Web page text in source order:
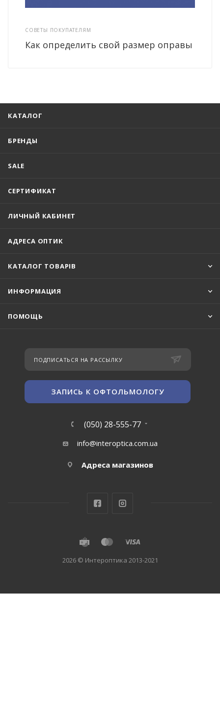
СОВЕТЫ ПОКУПАТЕЛЯМ
Как определить свой размер оправы
КАТАЛОГ
БРЕНДЫ
SALE
СЕРТИФИКАТ
ЛИЧНЫЙ КАБИНЕТ
АДРЕСА ОПТИК
КАТАЛОГ ТОВАРІВ
ИНФОРМАЦИЯ
ПОМОЩЬ
ПОДПИСАТЬСЯ НА РАССЫЛКУ
ЗАПИСЬ К ОФТОЛЬМОЛОГУ
(050) 28-555-77
info@interoptica.com.ua
Адреса магазинов
2026 © Интероптика 2013-2021